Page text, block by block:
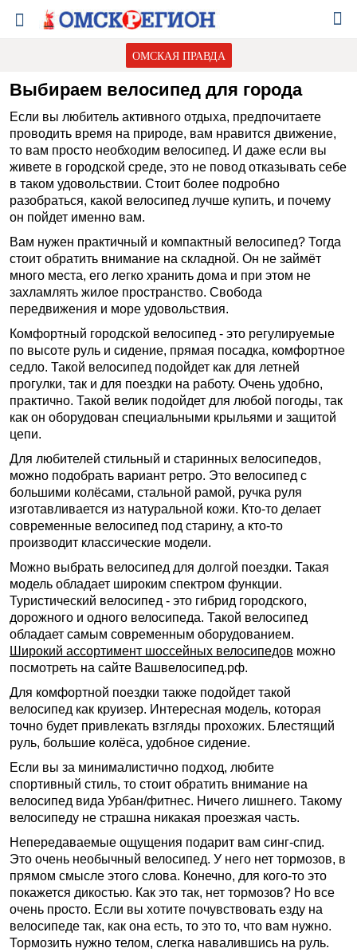
ОМСКАЯ ПРАВДА
Выбираем велосипед для города
Если вы любитель активного отдыха, предпочитаете
проводить время на природе, вам нравится движение,
то вам просто необходим велосипед. И даже если вы
живете в городской среде, это не повод отказывать себе
в таком удовольствии. Стоит более подробно
разобраться, какой велосипед лучше купить, и почему
он пойдет именно вам.
Вам нужен практичный и компактный велосипед? Тогда
стоит обратить внимание на складной. Он не займёт
много места, его легко хранить дома и при этом не
захламлять жилое пространство. Свобода
передвижения и море удовольствия.
Комфортный городской велосипед - это регулируемые
по высоте руль и сидение, прямая посадка, комфортное
седло. Такой велосипед подойдет как для летней
прогулки, так и для поездки на работу. Очень удобно,
практично. Такой велик подойдет для любой погоды, так
как он оборудован специальными крыльями и защитой
цепи.
Для любителей стильный и старинных велосипедов,
можно подобрать вариант ретро. Это велосипед с
большими колёсами, стальной рамой, ручка руля
изготавливается из натуральной кожи. Кто-то делает
современные велосипед под старину, а кто-то
производит классические модели.
Можно выбрать велосипед для долгой поездки. Такая
модель обладает широким спектром функции.
Туристический велосипед - это гибрид городского,
дорожного и одного велосипеда. Такой велосипед
обладает самым современным оборудованием.
Широкий ассортимент шоссейных велосипедов можно
посмотреть на сайте Вашвелосипед.рф.
Для комфортной поездки также подойдет такой
велосипед как круизер. Интересная модель, которая
точно будет привлекать взгляды прохожих. Блестящий
руль, большие колёса, удобное сидение.
Если вы за минималистично подход, любите
спортивный стиль, то стоит обратить внимание на
велосипед вида Урбан/фитнес. Ничего лишнего. Такому
велосипеду не страшна никакая проезжая часть.
Непередаваемые ощущения подарит вам синг-спид.
Это очень необычный велосипед. У него нет тормозов, в
прямом смысле этого слова. Конечно, для кого-то это
покажется дикостью. Как это так, нет тормозов? Но все
очень просто. Если вы хотите почувствовать езду на
велосипеде так, как она есть, то это то, что вам нужно.
Тормозить нужно телом, слегка навалившись на руль.